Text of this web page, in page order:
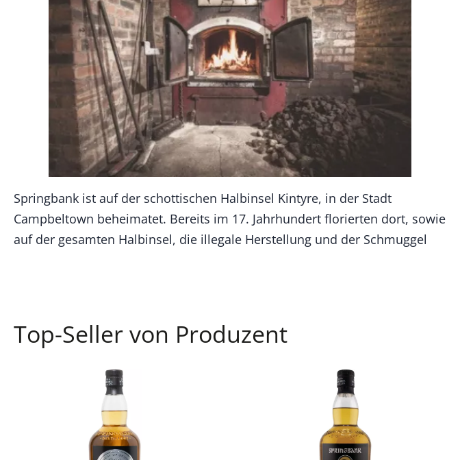
Springbank ist auf der schottischen Halbinsel Kintyre, in der Stadt
Campbeltown beheimatet. Bereits im 17. Jahrhundert florierten dort, sowie
auf der gesamten Halbinsel, die illegale Herstellung und der Schmuggel
Top-Seller von Produzent